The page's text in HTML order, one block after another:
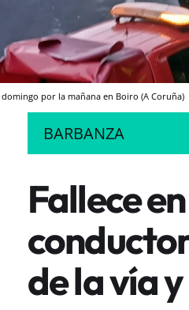
domingo por la mañana en Boiro (A Coruña)
BARBANZA
Fallece
de la vía